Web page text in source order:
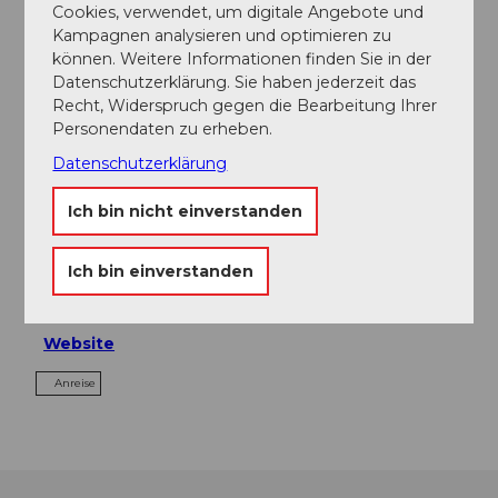
Rothorn
Optional: Käsereibesichtigung Klusen-Käserei
und Degustation
Ansprechpartner:in
Biosphärenzentrum
Gipfel-Restaurant Rothorn
Rothorn
Website
Anreise
Cookies, verwendet, um digitale Angebote und
Kampagnen analysieren und optimieren zu
können. Weitere Informationen finden Sie in der
Datenschutzerklärung. Sie haben jederzeit das
Recht, Widerspruch gegen die Bearbeitung Ihrer
Personendaten zu erheben.
Datenschutzerklärung
Ich bin nicht einverstanden
Ich bin einverstanden